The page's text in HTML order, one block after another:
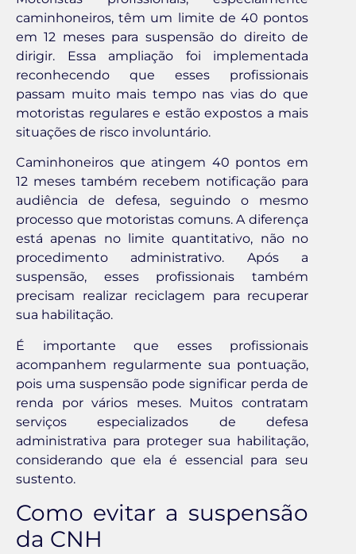
caminhoneiros, têm um limite de 40 pontos
em 12 meses para suspensão do direito de
dirigir. Essa ampliação foi implementada
reconhecendo que esses profissionais
passam muito mais tempo nas vias do que
motoristas regulares e estão expostos a mais
situações de risco involuntário.
Caminhoneiros que atingem 40 pontos em
12 meses também recebem notificação para
audiência de defesa, seguindo o mesmo
processo que motoristas comuns. A diferença
está apenas no limite quantitativo, não no
procedimento administrativo. Após a
suspensão, esses profissionais também
precisam realizar reciclagem para recuperar
sua habilitação.
É importante que esses profissionais
acompanhem regularmente sua pontuação,
pois uma suspensão pode significar perda de
renda por vários meses. Muitos contratam
serviços especializados de defesa
administrativa para proteger sua habilitação,
considerando que ela é essencial para seu
sustento.
Como evitar a suspensão
da CNH